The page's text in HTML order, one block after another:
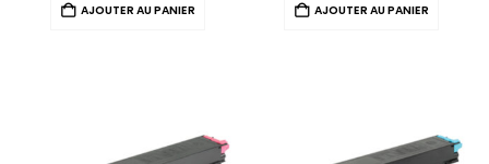
AJOUTER AU PANIER AJOUTER AU PANIER